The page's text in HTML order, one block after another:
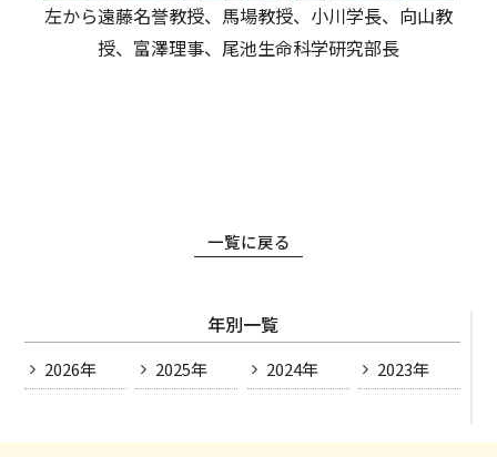
左から遠藤名誉教授、馬場教授、小川学長、向山教
授、富澤理事、尾池生命科学研究部長
一覧に戻る
年別一覧
2026年 2025年 2024年 2023年